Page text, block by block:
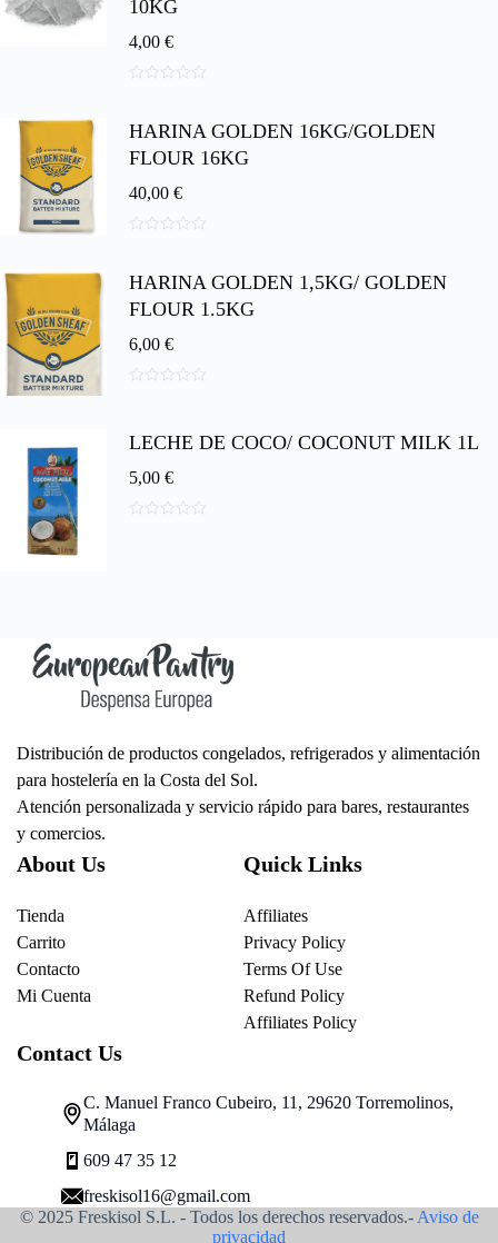
10KG
4,00 €
e
HARINA GOLDEN 16KG/GOLDEN
FLOUR 16KG
40,00 €
e
HARINA GOLDEN 1,5KG/ GOLDEN
FLOUR 1.5KG
6,00 €
5
LECHE DE COCO/ COCONUT MILK 1L
5,00 €
Distribución de productos congelados, refrigerados y alimentación
para hostelería en la Costa del Sol.
Atención personalizada y servicio rápido para bares, restaurantes
y comercios.
About Us
Tienda
Carrito
Contacto
Mi Cuenta
Quick Links
Affiliates
Privacy Policy
Terms Of Use
Refund Policy
Affiliates Policy
Contact Us
C. Manuel Franco Cubeiro, 11, 29620 Torremolinos,
Málaga
609 47 35 12
freskisol16@gmail.com
© 2025 Freskisol S.L. - Todos los derechos reservados.- Aviso de
privacidad